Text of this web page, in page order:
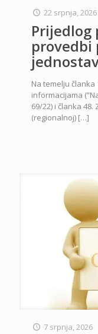
22 srpnja, 2026
Prijedlog
provedbi
Na temelju
informacijama
69/22) i članka
(regionalnoj) […]
7 srpnja, 2026